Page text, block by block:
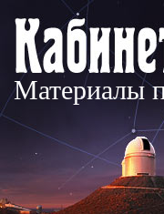
Материалы